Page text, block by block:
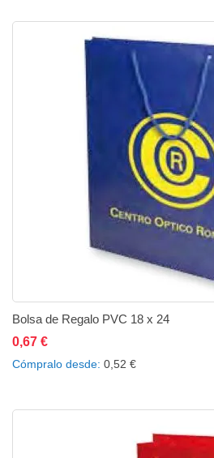
Bolsa de Regalo PVC 18 x 24
0,67 €
Cómpralo desde 0,52 €